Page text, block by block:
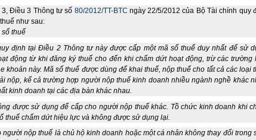
Điều 3 Thông tư số 80/2012/TT-BTC ngày 22/5/2012 của Bộ Tài chính quy
như sau:
số thuế
định tại Điều 2 Thông tư này được cấp một mã số thuế duy nhất để sử
động từ khi đăng ký thuế cho đến khi chấm dứt hoạt động, trừ các trường
khoản này. Mã số thuế được dùng để khai thuế, nộp thuế cho tất cả các loại
nộp, kể cả trường hợp người nộp thuế kinh doanh nhiều ngành nghề khác
kinh doanh tại các địa bàn khác nhau.
được sử dụng để cấp cho người nộp thuế khác. Tồ chức kinh doanh khi
thuế chấm dứt hiệu lực và không được sử dụng lại.
người nộp thuế là chủ hộ kinh doanh hoặc một cá nhân không thay đổi trong